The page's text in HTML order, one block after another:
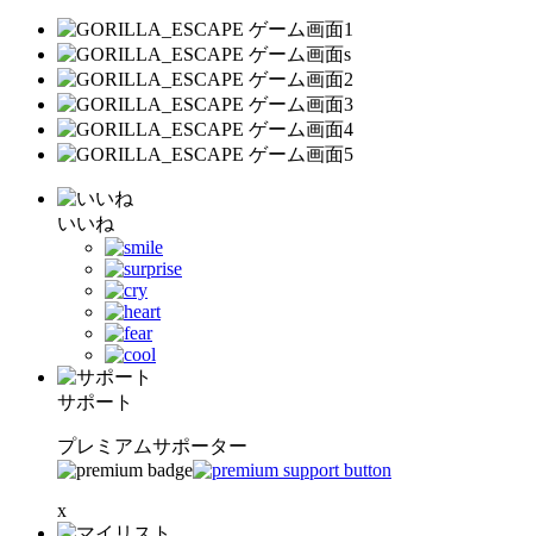
いいね
サポート
プレミアムサポーター
x